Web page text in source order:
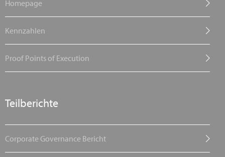
Homepage
Kennzahlen
Proof Points of Execution
Teilberichte
Corporate Governance Bericht